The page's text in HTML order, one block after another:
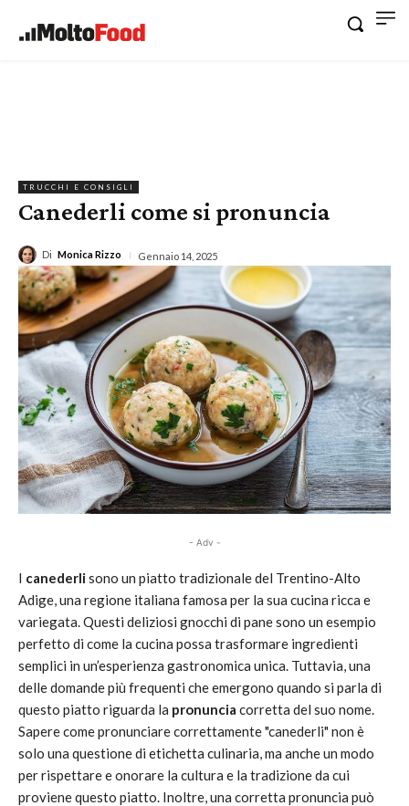
TRUCCHI E CONSIGLI
Canederli come si pronuncia
Di Monica Rizzo Gennaio 14, 2025
- Adv -
I canederlisono un piatto tradizionale del Trentino-Alto
Adige, una regione italiana famosa per la sua cucina ricca e
variegata. Questi deliziosi gnocchi di pane sono un esempio
perfetto di come la cucina possa trasformare ingredienti
semplici in un’esperienza gastronomica unica. Tuttavia, una
delle domande più frequenti che emergono quando si parla di
questo piatto riguarda la pronuncia corretta del suo nome.
Sapere come pronunciare correttamente "canederli" non è
solo una questione di etichetta culinaria, ma anche un modo
per rispettare e onorare la cultura e la tradizione da cui
proviene questo piatto. Inoltre, una corretta pronuncia può